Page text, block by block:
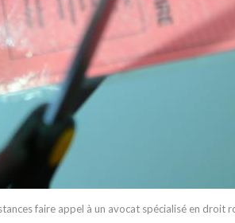
faire appel à un avocat spécialisé en droit